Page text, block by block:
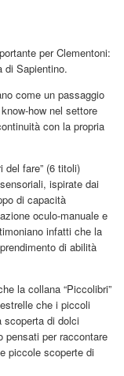
per Clementoni:
di Sapientino.
come un passaggio
how nel settore
con la propria
del fare” (6 titoli)
ispirate dai
di capacità
oculo-manuale e
infatti che la
di abilità
la collana “Piccolibri”
che i piccoli
scoperta di dolci
per raccontare
piccole scoperte di